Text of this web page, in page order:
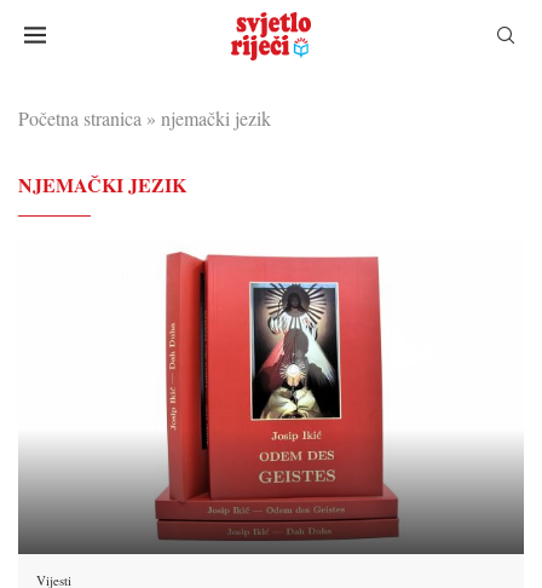
Početna stranica » njemački jezik
NJEMAČKI JEZIK
Vijesti